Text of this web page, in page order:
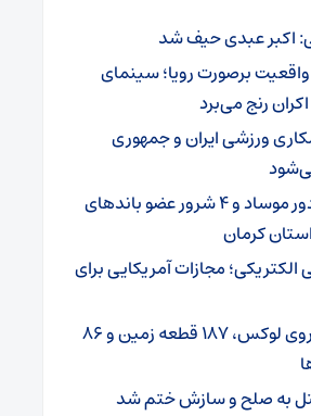
اکبر عبدی حیف شد
برصورت رویا؛ سینمای
رنج می‌برد
ورزشی ایران و جمهوری
بازداشت 21مزدور موساد و 4 شرور عضو باندهای
کرمان
الکتریکی؛ مجازات آمریکایی برای
توقیف 86خودروی لوکس، 187 قطعه زمین و 86